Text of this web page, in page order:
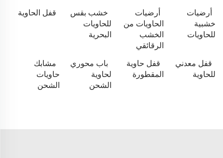
أرضيات
خشبية
للحاويات
أرضيات
الحاويات من
الخشب
الرقائقي
خشب بقس
للحاويات
البحرية
قفل الحاوية
قفل معدني
للحاوية
قفل حاوية
المقطورة
باب محوري
لحاوية
الشحن
مشابك
حاويات
الشحن